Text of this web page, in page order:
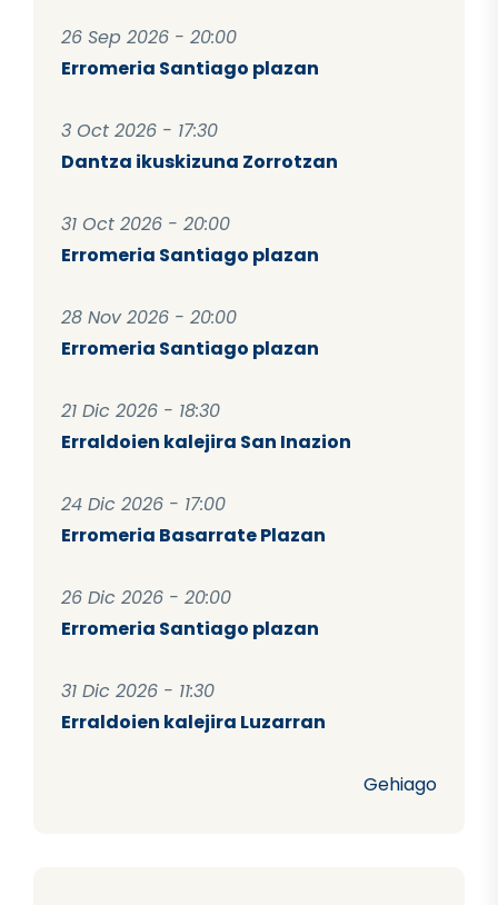
26 Sep 2026 - 20:00
Erromeria Santiago plazan
3 Oct 2026 - 17:30
Dantza ikuskizuna Zorrotzan
31 Oct 2026 - 20:00
Erromeria Santiago plazan
28 Nov 2026 - 20:00
Erromeria Santiago plazan
21 Dic 2026 - 18:30
Erraldoien kalejira San Inazion
24 Dic 2026 - 17:00
Erromeria Basarrate Plazan
26 Dic 2026 - 20:00
Erromeria Santiago plazan
31 Dic 2026 - 11:30
Erraldoien kalejira Luzarran
Gehiago